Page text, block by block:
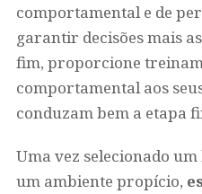
comportamental e de
garantir decisões mais
fim, proporcione
comportamental aos
conduzam bem a etapa
Uma vez selecionado
um ambiente propício,